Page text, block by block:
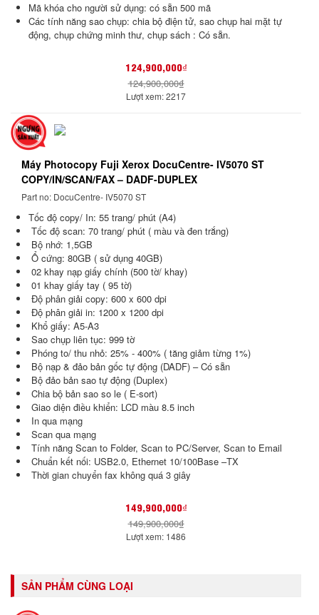
Mã khóa cho người sử dụng: có sẵn 500 mã
Các tính năng sao chụp: chia bộ điện tử, sao chụp hai mặt tự
động, chụp chứng minh thư, chụp sách : Có sẵn.
124,900,000₫
124,900,000₫
Lượt xem: 2217
Máy Photocopy Fuji Xerox DocuCentre- IV5070 ST
COPY/IN/SCAN/FAX – DADF-DUPLEX
Part no: DocuCentre- IV5070 ST
Tốc độ copy/ In: 55 trang/ phút (A4)
Tốc độ scan: 70 trang/ phút ( màu và đen trắng)
Bộ nhớ: 1,5GB
Ổ cứng: 80GB ( sử dụng 40GB)
02 khay nạp giấy chính (500 tờ/ khay)
01 khay giấy tay ( 95 tờ)
Độ phân giải copy: 600 x 600 dpi
Độ phân giải in: 1200 x 1200 dpi
Khổ giấy: A5-A3
Sao chụp liên tục: 999 tờ
Phóng to/ thu nhỏ: 25% - 400% ( tăng giảm từng 1%)
Bộ nạp & đảo bản gốc tự động (DADF) – Có sẵn
Bộ đảo bản sao tự động (Duplex)
Chia bộ bản sao so le ( E-sort)
Giao diện điều khiển: LCD màu 8.5 inch
In qua mạng
Scan qua mạng
Tính năng Scan to Folder, Scan to PC/Server, Scan to Email
Chuẩn kết nối: USB2.0, Ethernet 10/100Base –TX
Thời gian chuyển fax không quá 3 giây
149,900,000₫
149,900,000₫
Lượt xem: 1486
SẢN PHẨM CÙNG LOẠI